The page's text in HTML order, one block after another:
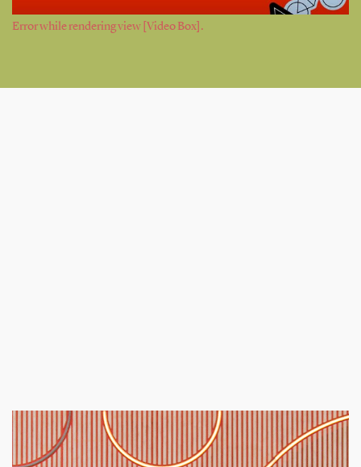
Error while rendering view [Video Box].